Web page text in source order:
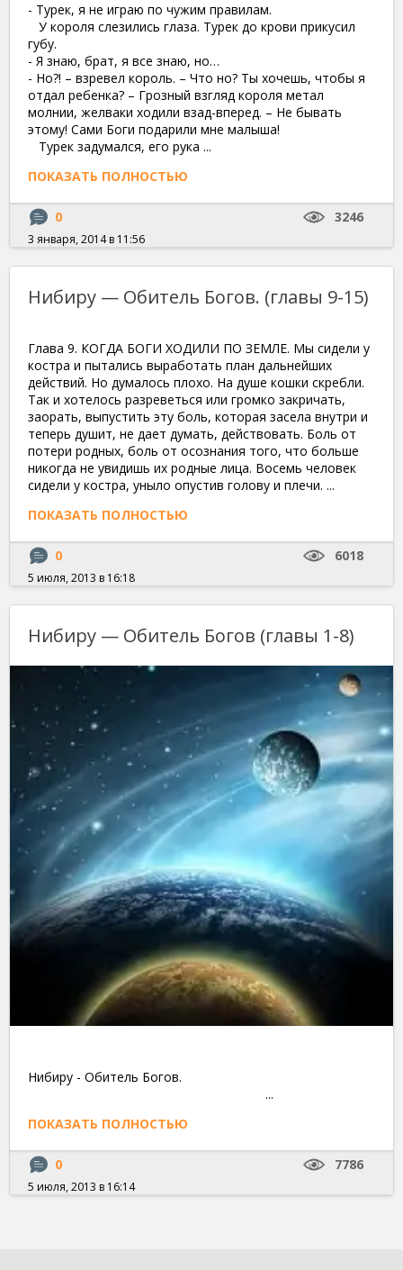
- Турек, я не играю по чужим правилам.
У короля слезились глаза. Турек до крови прикусил
губу.
- Я знаю, брат, я все знаю, но…
- Но?! – взревел король. – Что но? Ты хочешь, чтобы я
отдал ребенка? – Грозный взгляд короля метал
молнии, желваки ходили взад-вперед. – Не бывать
этому! Сами Боги подарили мне малыша!
Турек задумался, его рука ...
ПОКАЗАТЬ ПОЛНОСТЬЮ
0 3246
3 января, 2014 в 11:56
Нибиру — Обитель Богов. (главы 9-15)
Глава 9. КОГДА БОГИ ХОДИЛИ ПО ЗЕМЛЕ. Мы сидели у
костра и пытались выработать план дальнейших
действий. Но думалось плохо. На душе кошки скребли.
Так и хотелось разреветься или громко закричать,
заорать, выпустить эту боль, которая засела внутри и
теперь душит, не дает думать, действовать. Боль от
потери родных, боль от осознания того, что больше
никогда не увидишь их родные лица. Восемь человек
сидели у костра, уныло опустив голову и плечи. ...
ПОКАЗАТЬ ПОЛНОСТЬЮ
0 6018
5 июля, 2013 в 16:18
Нибиру — Обитель Богов (главы 1-8)
Нибиру - Обитель Богов.
...
ПОКАЗАТЬ ПОЛНОСТЬЮ
0 7786
5 июля, 2013 в 16:14